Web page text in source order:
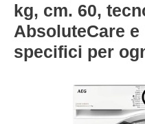
kg, cm. 60,
AbsoluteCare
specifici per